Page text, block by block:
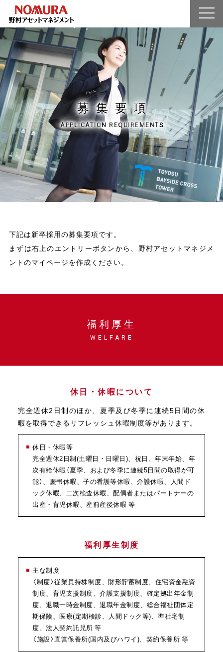
シン化とは?
企業情報
業界を知る
人を知る
募集要項
エントリー
マイページ
募集 要項
APPLICATION REQUIREMENTS
下記は新卒採用の募集要項です。
まずは右上のエントリーボタンから、野村アセットマネジメ
ントのマイページを作成ください。
福利厚生
WELFARE
休日・休暇について
完全週休2日制のほか、夏季及び冬季に連続5日間の休
暇を取得できるリフレッシュ休暇制度等があります。
休日・休暇等
完全週休2日制(土曜日・日曜日)、祝日、年末年始、年
次有給休暇（夏季、および冬季に連続5日間の取得が可
能）、慶弔休暇、子の看護等休暇、介護休暇、人間ド
ック休暇、二次検査休暇、配偶者またはパートナーの
出産・育児休暇、産前産後休暇 等
福利厚生制度
主な制度
〈制度〉従業員持株制度、財形貯蓄制度、住宅資金融資
制度、育児支援制度、介護支援制度、確定拠出年金制
度、退職一時金制度、退職年金制度、総合福祉団体定
期保険、医療(定期検診、人間ドック等)、準社宅制
度、法人契約託児所 等
〈施設〉直営保養所(国内及びハワイ)、契約保養所 等